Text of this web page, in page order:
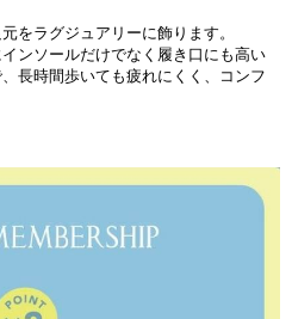
をラグジュアリーに飾ります。
ンソールだけでなく履き口にも高い
長時間歩いても疲れにくく、コンフ